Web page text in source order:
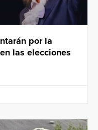
por la
las elecciones